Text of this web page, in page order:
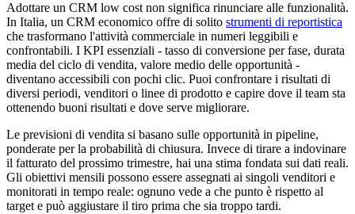
Adottare un CRM low cost non significa rinunciare alle funzionalità.
In Italia, un CRM economico offre di solito strumenti di reportistica
che trasformano l'attività commerciale in numeri leggibili e
confrontabili. I KPI essenziali - tasso di conversione per fase, durata
media del ciclo di vendita, valore medio delle opportunità -
diventano accessibili con pochi clic. Puoi confrontare i risultati di
diversi periodi, venditori o linee di prodotto e capire dove il team sta
ottenendo buoni risultati e dove serve migliorare.
Le previsioni di vendita si basano sulle opportunità in pipeline,
ponderate per la probabilità di chiusura. Invece di tirare a indovinare
il fatturato del prossimo trimestre, hai una stima fondata sui dati reali.
Gli obiettivi mensili possono essere assegnati ai singoli venditori e
monitorati in tempo reale: ognuno vede a che punto è rispetto al
target e può aggiustare il tiro prima che sia troppo tardi.